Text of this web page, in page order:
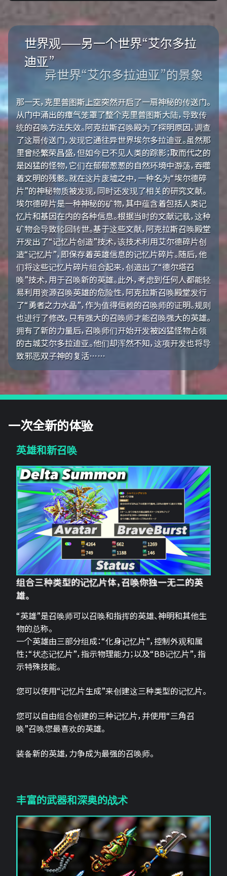
世界观——另一个世界“艾尔多拉
迪亚”
异世界“艾尔多拉迪亚”的景象
那一天，克里普图斯上空突然开启了一扇神秘的传送门。
从门中涌出的瘴气笼罩了整个克里普图斯大陆，导致传
统的召唤方法失效。阿克拉斯召唤殿为了探明原因，调查
了这扇传送门，发现它通往异世界埃尔多拉迪亚。虽然那
里曾经繁荣昌盛，但如今已不见人类的踪影；取而代之的
是凶猛的怪物，它们在郁郁葱葱的自然环境中游荡，吞噬
着文明的残骸。就在这片废墟之中，一种名为“埃尔德碎
片”的神秘物质被发现，同时还发现了相关的研究文献。
埃尔德碎片是一种神秘的矿物，其中蕴含着包括人类记
忆片和基因在内的各种信息。根据当时的文献记载，这种
矿物会导致轮回转世。基于这些文献，阿克拉斯召唤殿堂
开发出了“记忆片创造”技术，该技术利用艾尔德碎片创
造“记忆片”，即保存着英雄信息的记忆片碎片。随后，他
们将这些记忆片碎片组合起来，创造出了“德尔塔召
唤”技术，用于召唤新的英雄。此外，考虑到任何人都能轻
易利用资源召唤英雄的危险性，阿克拉斯召唤殿堂发行
了“勇者之力水晶”，作为值得信赖的召唤师的证明。规则
也进行了修改，只有强大的召唤师才能召唤强大的英雄。
拥有了新的力量后，召唤师们开始开发被凶猛怪物占领
的古城艾尔多拉迪亚。他们却浑然不知，这项开发也将导
致邪恶双子神的复活……
一次全新的体验
英雄和新召唤
组合三种类型的记忆片体，召唤你独一无二的英
雄。
“英雄”是召唤师可以召唤和指挥的英雄、神明和其他生
物的总称。
一个英雄由三部分组成：“化身记忆片”，控制外观和属
性；“状态记忆片”，指示物理能力；以及“BB记忆片”，指
示特殊技能。
您可以使用“记忆片生成”来创建这三种类型的记忆片。
您可以自由组合创建的三种记忆片，并使用“三角召
唤”召唤您最喜欢的英雄。
装备新的英雄，力争成为最强的召唤师。
丰富的武器和深奥的战术